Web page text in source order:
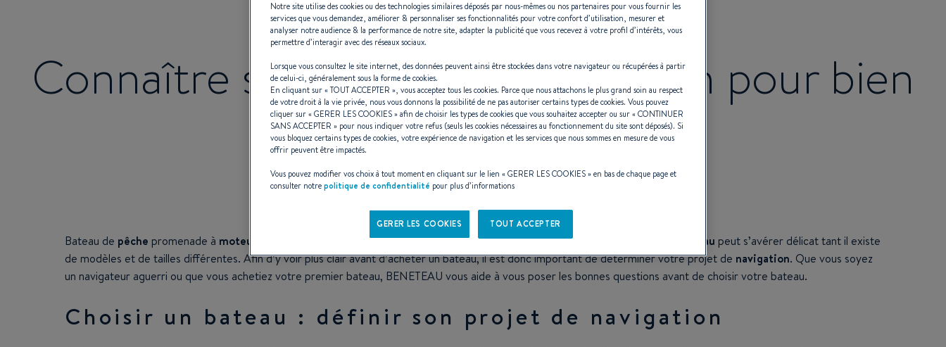
Connaître son projet de navigation pour bien
choisir son bateau !
Bateau de pêche promenade à moteur voilieradapté à la navigation côtière ou en haute mer… choisir un bateau peut s’avérer délicat tant il existe
de modèles et de tailles différentes. Afin d’y voir plus clair avant d’acheter un bateau, il est donc important de déterminer votre projet de navigation. Que vous soyez
un navigateur aguerri ou que vous achetiez votre premier bateau, BENETEAU vous aide à vous poser les bonnes questions avant de choisir votre bateau.
Choisir un bateau : définir son projet de navigation
Notre site utilise des cookies ou des technologies similaires déposés par nous-mêmes ou nos partenaires pour vous fournir les
services que vous demandez, améliorer & personnaliser ses fonctionnalités pour votre confort d’utilisation, mesurer et
analyser notre audience & la performance de notre site, adapter la publicité que vous recevez à votre profil d’intérêts, vous
permettre d’interagir avec des réseaux sociaux.
Lorsque vous consultez le site internet, des données peuvent ainsi être stockées dans votre navigateur ou récupérées à partir
de celui-ci, généralement sous la forme de cookies.
En cliquant sur «TOUT ACCEPTER », vous acceptez tous les cookies. Parce que nous attachons le plus grand soin au respect
de votre droit à la vie privée, nous vous donnons la possibilité de ne pas autoriser certains types de cookies. Vous pouvez
cliquer sur «GERER LES COOKIES» afin de choisir les types de cookies que vous souhaitez accepter ou sur «CONTINUER
SANS ACCEPTER » pour nous indiquer votre refus (seuls les cookies nécessaires au fonctionnement du site sont déposés). Si
vous bloquez certains types de cookies, votre expérience de navigation et les services que nous sommes en mesure de vous
offrir peuvent être impactés.
Vous pouvez modifier vos choix à tout moment en cliquant sur le lien «GERER LES COOKIES» en bas de chaque page et
consulter notrepolitique de confidentialité pour plus d’informations
GERER LES COOKIES TOUT ACCEPTER